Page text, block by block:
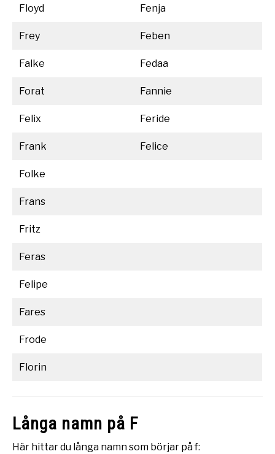
Floyd Fenja
Frey Feben
Falke Fedaa
Forat Fannie
Felix Feride
Frank Felice
Folke
Frans
Fritz
Feras
Felipe
Fares
Frode
Florin
Långa namn på F
Här hittar du långa namn som börjar på f: